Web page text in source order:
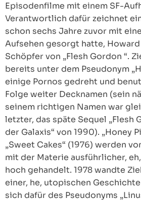
Episodenfilme mit einem SF-
Verantwortlich dafür zeichnet
schon sechs Jahre zuvor mit
Aufsehen gesorgt hatte,
Schöpfer von „Flesh Gordon “.
bereits unter dem Pseudonym
einige Pornos gedreht und
Folge weiter Decknamen (sein
seinem richtigen Namen war
letzter, das späte Sequel „Flesh
der Galaxis“ von 1990). „Honey
„Sweet Cakes“ (1976) werden
mit der Materie ausführlicher,
hoch gehandelt. 1978 wandte
einer, he, utopischen
sich dafür des Pseudonyms